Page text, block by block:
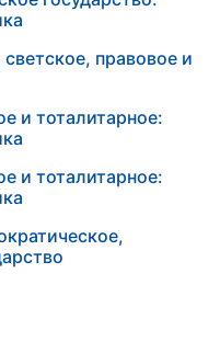
правовое и
и тоталитарное:
и тоталитарное: